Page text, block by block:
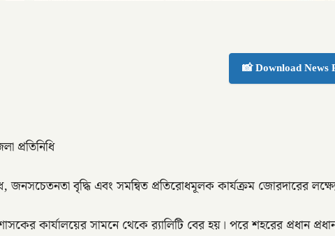
📸 Download News
প্রতিনিধি
জনসচেতনতা বৃদ্ধি এবং সমন্বিত প্রতিরোধমূলক কার্যক্রম জোরদারের
কার্যালয়ের সামনে থেকে র‍্যালিটি বের হয়। পরে শহরের প্রধান